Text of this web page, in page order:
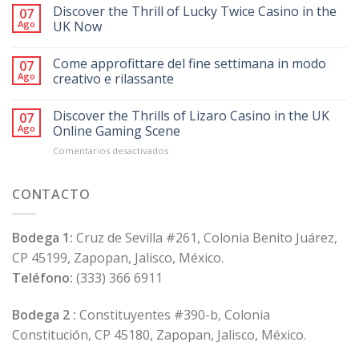
07
Ago
Discover the Thrill of Lucky Twice Casino in the
UK Now
07
Ago
Come approfittare del fine settimana in modo
creativo e rilassante
07
Ago
Discover the Thrills of Lizaro Casino in the UK
Online Gaming Scene
Comentarios desactivadosen
Casino
in
the
Scene
CONTACTO
Bodega 1: Cruz de Sevilla #261, Colonia Benito Juárez,
CP 45199, Zapopan, Jalisco, México.
Teléfono: (333) 366 6911
Bodega 2 : Constituyentes #390-b, Colonia
Constitución, CP 45180, Zapopan, Jalisco, México.